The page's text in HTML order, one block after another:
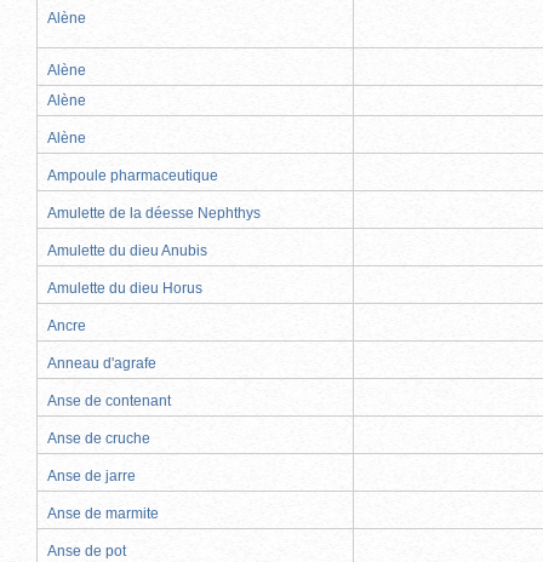
Alène
Alène
Alène
Alène
Ampoule pharmaceutique
Amulette de la déesse Nephthys
Amulette du dieu Anubis
Amulette du dieu Horus
Ancre
Anneau d'agrafe
Anse de contenant
Anse de cruche
Anse de jarre
Anse de marmite
Anse de pot